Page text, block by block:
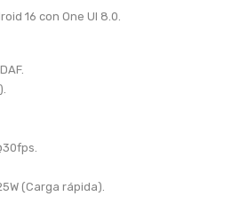
16 con One UI 8.0.
(Carga rápida).